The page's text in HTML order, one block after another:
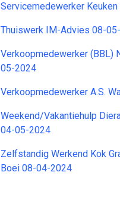
Servicemedewerker
Thuiswerk IM-Advies 08-
Verkoopmedewerker (BBL)
05-2024
Verkoopmedewerker A.S.
Weekend/Vakantiehulp
04-05-2024
Zelfstandig Werkend Kok
Boei 08-04-2024